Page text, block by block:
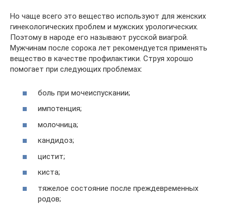
Но чаще всего это вещество используют для женских
гинекологических проблем и мужских урологических.
Поэтому в народе его называют русской виагрой.
Мужчинам после сорока лет рекомендуется применять
вещество в качестве профилактики. Струя хорошо
помогает при следующих проблемах:
боль при мочеиспускании;
импотенция;
молочница;
кандидоз;
цистит;
киста;
тяжелое состояние после преждевременных
родов;